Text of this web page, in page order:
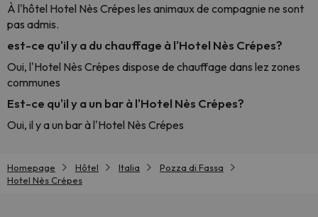
À l'hôtel Hotel Nès Crépes les animaux de compagnie ne sont
pas admis.
est-ce qu'il y a du chauffage à l'Hotel Nès Crépes?
Oui, l'Hotel Nès Crépes dispose de chauffage dans lez zones
communes
Est-ce qu'il y a un bar à l'Hotel Nès Crépes?
Oui, il y a un bar à l'Hotel Nès Crépes
Homepage Hôtel Italia
Pozza di Fassa
Hotel Nès Crépes